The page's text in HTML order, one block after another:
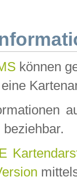
können
beziehbar.